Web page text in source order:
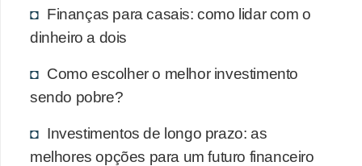
Finanças para casais: como lidar com o
dinheiro a dois
Como escolher o melhor investimento
sendo pobre?
Investimentos de longo prazo: as
melhores opções para um futuro financeiro